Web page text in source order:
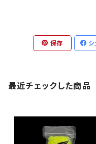
保存 シ
最近チェックした商品